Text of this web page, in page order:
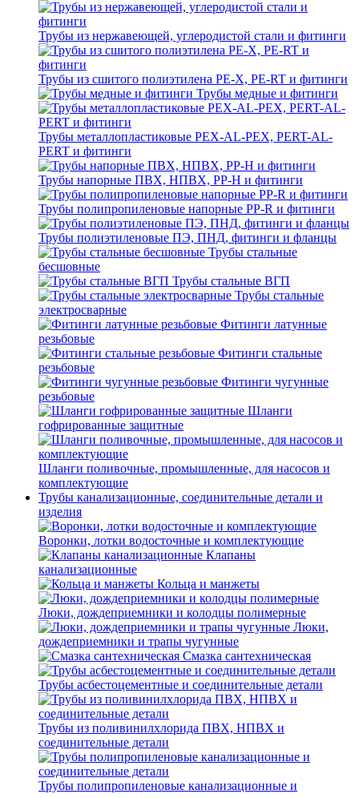
Трубы из нержавеющей, углеродистой стали и фитинги
Трубы из сшитого полиэтилена PE-X, PE-RT и фитинги
Трубы медные и фитинги
Трубы металлопластиковые PEX-AL-PEX, PERT-AL-
PERT и фитинги
Трубы напорные ПВХ, НПВХ, PP-H и фитинги
Трубы полипропиленовые напорные PP-R и фитинги
Трубы полиэтиленовые ПЭ, ПНД, фитинги и фланцы
Трубы стальные
бесшовные
Трубы стальные ВГП
Трубы стальные
электросварные
Фитинги латунные
резьбовые
Фитинги стальные
резьбовые
Фитинги чугунные
резьбовые
Шланги
гофрированные защитные
Шланги поливочные, промышленные, для насосов и
комплектующие
Трубы канализационные, соединительные детали и
изделия
Воронки, лотки водосточные и комплектующие
Клапаны
канализационные
Кольца и манжеты
Люки, дождеприемники и колодцы полимерные
Люки,
дождеприемники и трапы чугунные
Смазка сантехническая
Трубы асбестоцементные и соединительные детали
Трубы из поливинилхлорида ПВХ, НПВХ и
соединительные детали
Трубы полипропиленовые канализационные и